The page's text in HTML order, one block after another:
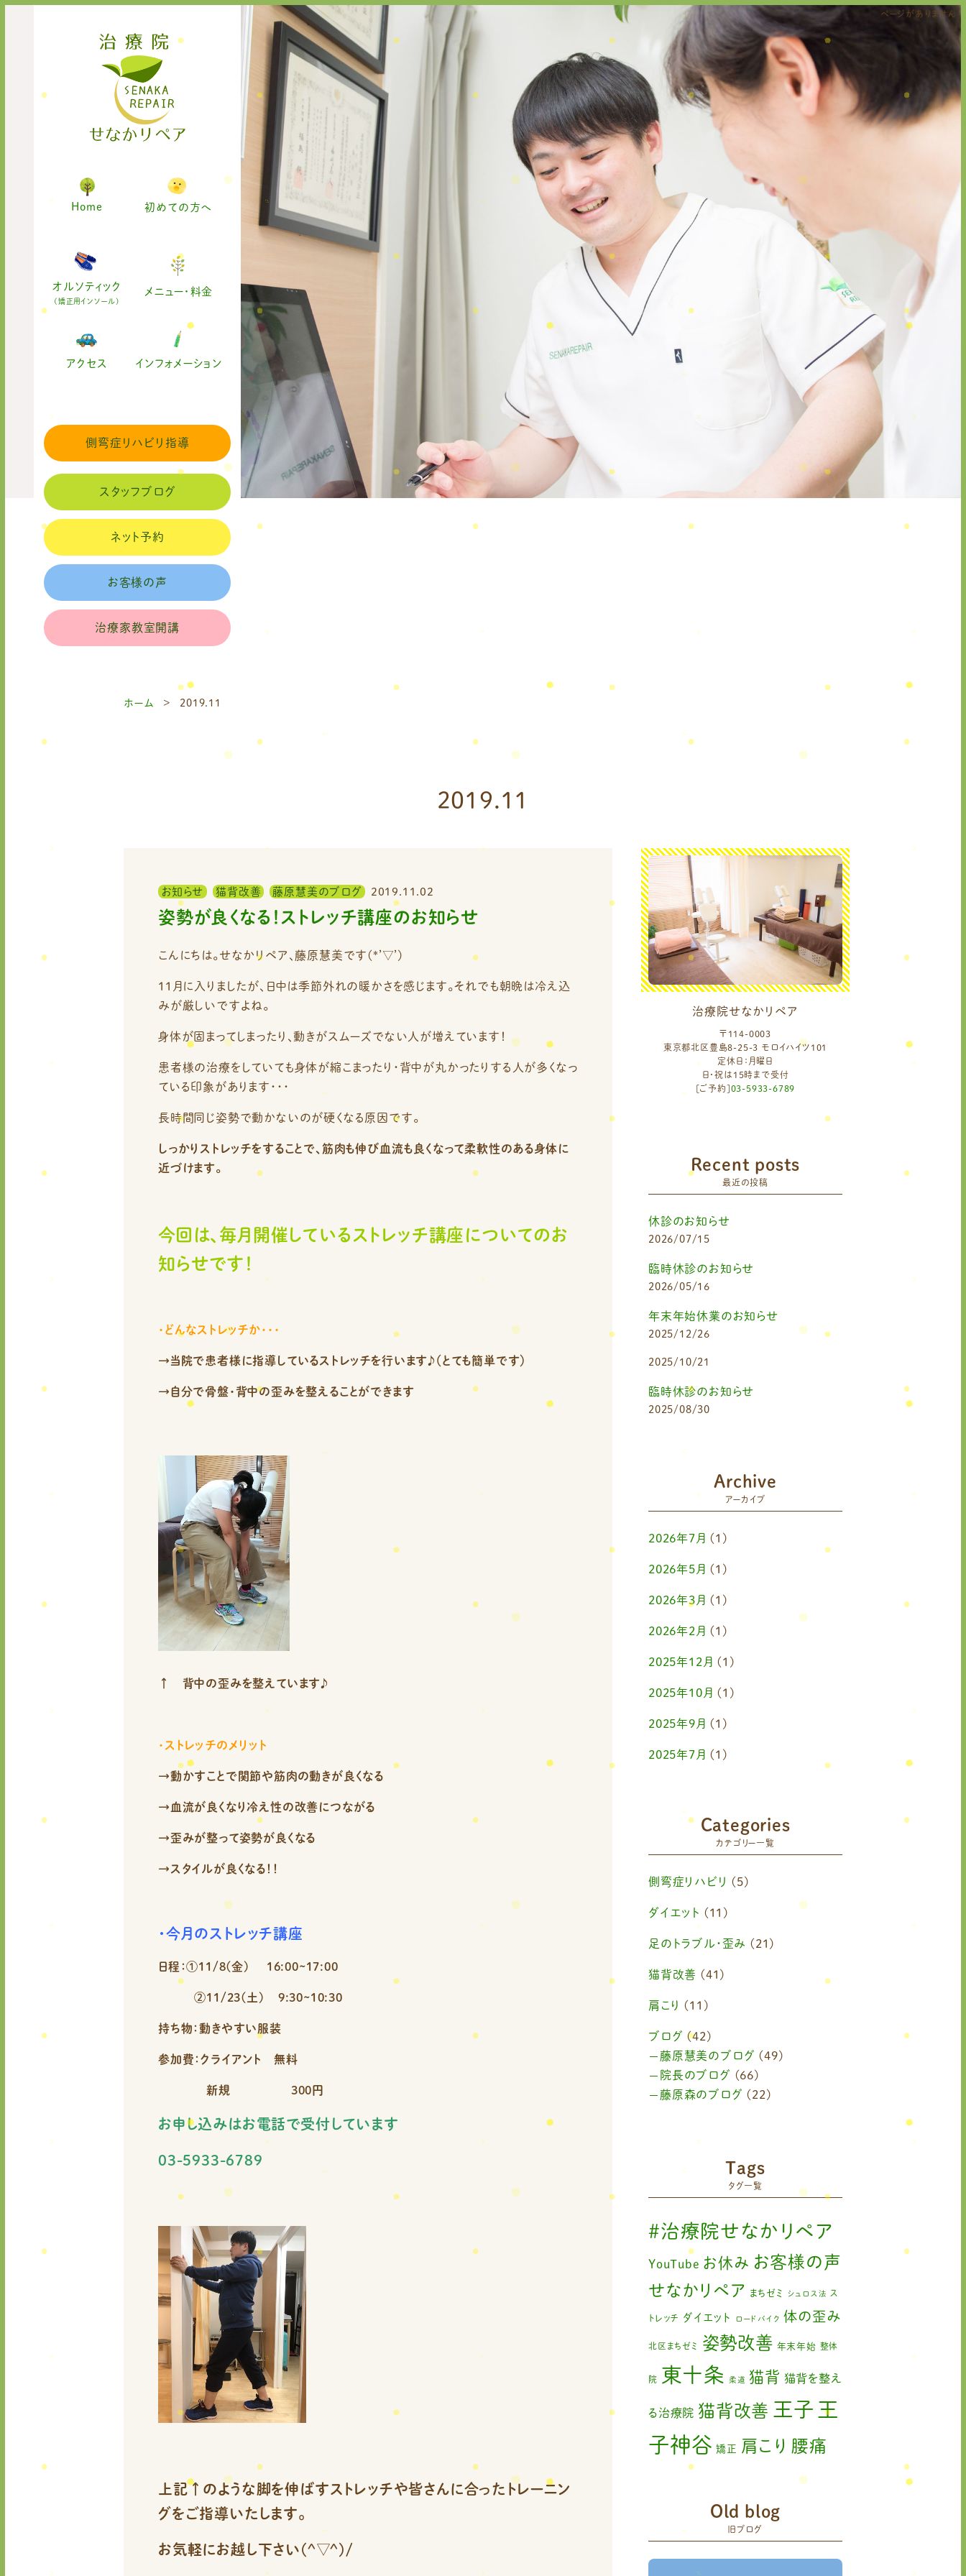
ページがありません
Home 初めての方へ
オルソティック
(矯正用インソール)
メニュー・料金
アクセス インフォメーション
側弯症リハビリ指導
スタッフブログ
ネット予約
お客様の声
治療家教室開講
ホーム 2019.11
2019.11
お知らせ 猫背改善 藤原慧美のブログ 2019.11.02
姿勢が良くなる！ストレッチ講座のお知らせ
こんにちは。せなかリペア、藤原慧美です(*’▽’)
11月に入りましたが、日中は季節外れの暖かさを感じます。それでも朝晩は冷え込
みが厳しいですよね。
身体が固まってしまったり、動きがスムーズでない人が増えています！
患者様の治療をしていても身体が縮こまったり・背中が丸かったりする人が多くなっ
ている印象があります・・・
長時間同じ姿勢で動かないのが硬くなる原因です。
しっかりストレッチをすることで、筋肉も伸び血流も良くなって柔軟性のある身体に
近づけます。
今回は、毎月開催しているストレッチ講座についてのお
知らせです！
・どんなストレッチか・・・
→当院で患者様に指導しているストレッチを行います♪（とても簡単です）
→自分で骨盤・背中の歪みを整えることができます
↑ 背中の歪みを整えています♪
・ストレッチのメリット
→動かすことで関節や筋肉の動きが良くなる
→血流が良くなり冷え性の改善につながる
→歪みが整って姿勢が良くなる
→スタイルが良くなる！！
・今月のストレッチ講座
日程：①11/8(金) 16:00~17:00
②11/23(土) 9:30~10:30
持ち物：動きやすい服装
参加費：クライアント 無料
新規 300円
お申し込みはお電話で受付しています
03-5933-6789
上記↑のような脚を伸ばすストレッチや皆さんに合ったトレーニン
グを ご指導いたします。
お気軽にお越し下さい(^▽^)/
治療院せなかリペア
〒114-0003
東京都北区豊島8-25-3 モロイハイツ101
定休日：月曜日
日・祝は15時まで受付
[ご予約] 03-5933-6789
Recent posts
最近の投稿
休診のお知らせ
2026/07/15
臨時休診のお知らせ
2026/05/16
年末年始休業のお知らせ
2025/12/26
2025/10/21
臨時休診のお知らせ
2025/08/30
Archive
アーカイブ
2026年7月 (1)
2026年5月 (1)
2026年3月 (1)
2026年2月 (1)
2025年12月 (1)
2025年10月 (1)
2025年9月 (1)
2025年7月 (1)
2025年4月(1)
(1)
2025年1月 (1)
2024年11月(1)
2024年10月 (1)
2024年8月 (1)
2024年6月(1)
2024年4月(1)
2024年3月(2)
2024年2月(1)
2023年6月
2023年5月
2023年2月 (1)
2023年1月(2)
2022年11月(1)
2022年10月(1)
2022年9月(1)
2022年8月
2022年6月
2022年5月(2)
Categories
カテゴリー一覧
側弯症リハビリ (5)
ダイエット (11)
足のトラブル・歪み (21)
猫背改善 (41)
肩こり (11)
ブログ (42)
藤原慧美のブログ (49)
院長のブログ (66)
藤原森のブログ (22)
Tags
タグ一覧
#治療院せなかリペア
YouTube お休み お客様の声
せなかリペア まちゼミ シュロス法 ス
トレッチ ダイエット ロードバイク 体の歪み
北区まちゼミ 姿勢改善 年末年始 整体
院 東十条 柔道 猫背 猫背を整え
る治療院 猫背改善 王子 王
子神谷 矯正 肩こり 腰痛
自律神経
赤羽 足の歪み改善
首コリ ＃せなかリペア
院せなかリペア
Old blog
旧ブログ